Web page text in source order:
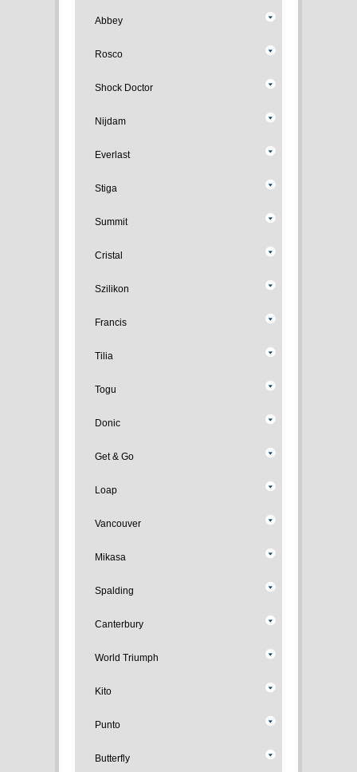
Abbey
Rosco
Shock Doctor
Nijdam
Everlast
Stiga
Summit
Cristal
Szilikon
Francis
Tilia
Togu
Donic
Get & Go
Loap
Vancouver
Mikasa
Spalding
Canterbury
World Triumph
Kito
Punto
Butterfly